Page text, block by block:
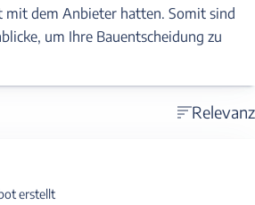
mit dem Anbieter hatten. Somit sind
um Ihre Bauentscheidung zu
Relevanz
erstellt